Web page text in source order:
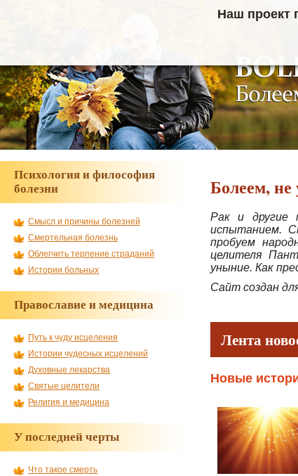
Наш проект
Болеем,
Рак и другие
испытанием.
пробуем
целителя
уныние. Как
Сайт создан
Лента
Новые
Психология и философия
болезни
Смысл и причины болезней
Смертельная болезнь
Облегчить терпение страданий
Истории больных
Православие и медицина
Путь к чуду исцеления
Истории чудесных исцелений
Духовные лекарства
Святые целители
Религия и медицина
У последней черты
Что такое смерть